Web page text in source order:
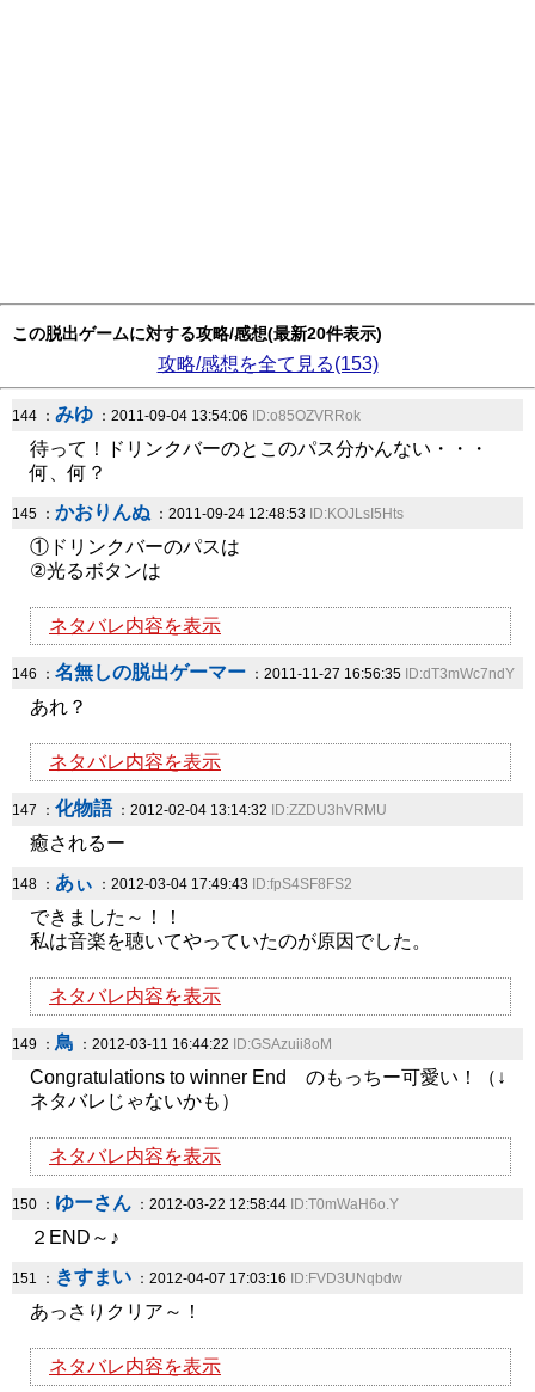
この脱出ゲームに対する攻略/感想(最新20件表示)
攻略/感想を全て見る(153)
144 ： みゆ ：2011-09-04 13:54:06 ID:o85OZVRRok
待って！ドリンクバーのとこのパス分かんない・・・
何、何？
145 ： かおりんぬ ：2011-09-24 12:48:53 ID:KOJLsI5Hts
①ドリンクバーのパスは
②光るボタンは
ネタバレ内容を表示
146 ： 名無しの脱出ゲーマー ：2011-11-27 16:56:35 ID:dT3mWc7ndY
あれ？
ネタバレ内容を表示
147 ： 化物語：2012-02-04 13:14:32 ID:ZZDU3hVRMU
癒されるー
148 ： あぃ ：2012-03-04 17:49:43 ID:fpS4SF8FS2
できました～！！
私は音楽を聴いてやっていたのが原因でした。
ネタバレ内容を表示
149 ： 鳥 ：2012-03-11 16:44:22 ID:GSAzuii8oM
Congratulations to winner End のもっちー可愛い！（↓
ネタバレじゃないかも）
ネタバレ内容を表示
150 ： ゆーさん ：2012-03-22 12:58:44 ID:T0mWaH6o.Y
２END～♪
151 ： きすまい ：2012-04-07 17:03:16 ID:FVD3UNqbdw
あっさりクリア～！
ネタバレ内容を表示